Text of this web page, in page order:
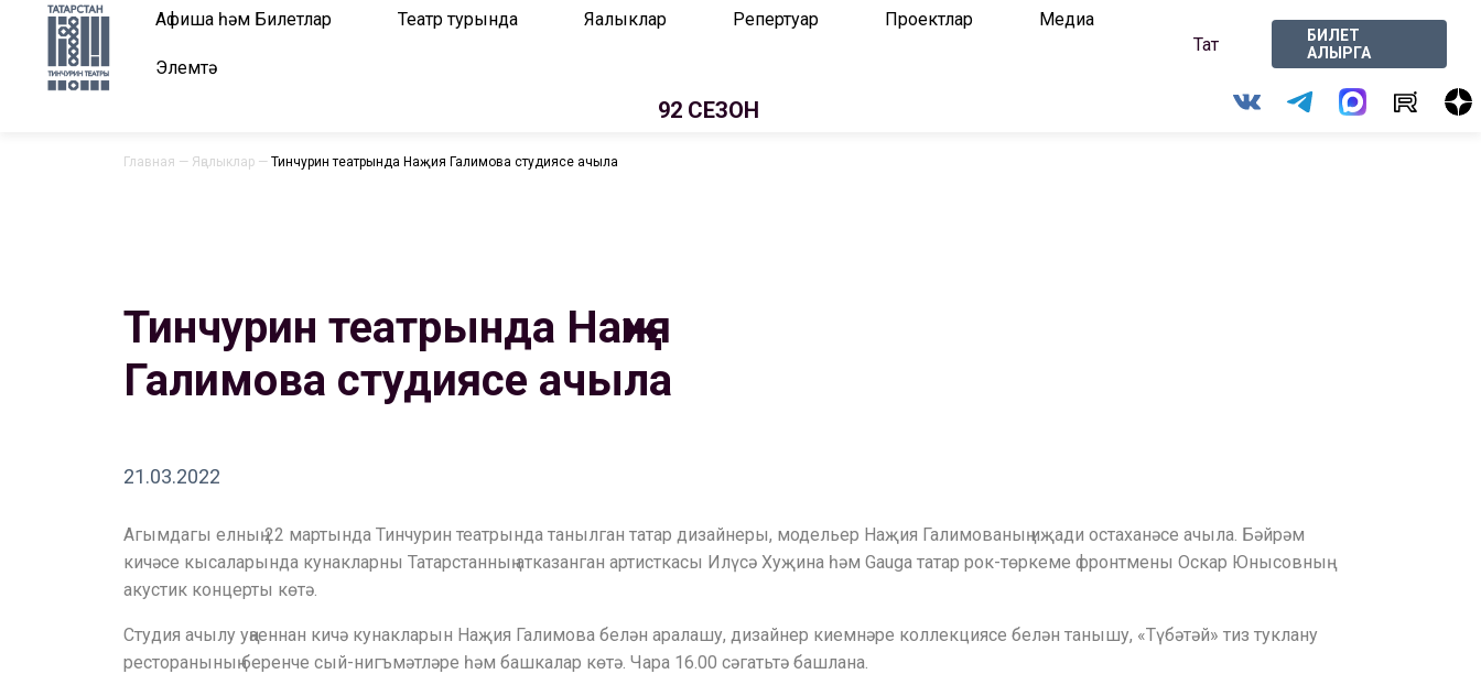
Афиша һәм Билетлар Театр турында Яңалыклар Репертуар Проектлар Медиа
Элемтә
Тат
БИЛЕТ
АЛЫРГА
92 СЕЗОН
Главная — Яңалыклар — Тинчурин театрында Наҗия Галимова студиясе ачыла
Тинчурин театрында Наҗия
Галимова студиясе ачыла
21.03.2022
Агымдагы елның 22 мартында Тинчурин театрында танылган татар дизайнеры, модельер Наҗия Галимованың иҗади остаханәсе ачыла. Бәйрәм
кичәсе кысаларында кунакларны Татарстанның атказанган артисткасы Илүсә Хуҗина һәм Gauga татар рок-төркеме фронтмены Оскар Юнысовның
акустик концерты көтә.
Студия ачылу уңаеннан кичә кунакларын Наҗия Галимова белән аралашу, дизайнер киемнәре коллекциясе белән танышу, «Түбәтәй» тиз туклану
ресторанының беренче сый-нигъмәтләре һәм башкалар көтә. Чара 16.00 сәгатьтә башлана.